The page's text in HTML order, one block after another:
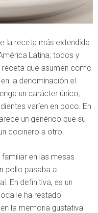
la receta más extendida
Latina; todos y
receta que asumen como
la denominación el
un carácter único,
varíen en poco. En
un genérico que su
cocinero a otro.
en las mesas
pollo pasaba a
En definitiva, es un
le ha restado
la memoria gustativa